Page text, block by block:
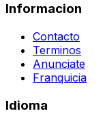
Informacion
Contacto
Terminos
Anunciate
Franquicia
Idioma